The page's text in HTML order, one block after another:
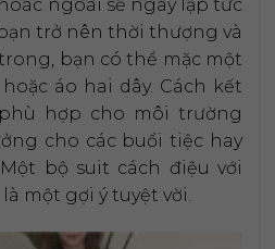
ngoài sẽ ngay lập tức
trở nên thời thượng và
bạn có thể mặc một
áo hai dây. Cách kết
hợp cho môi trường
cho các buổi tiệc hay
bộ suit cách điệu với
một gợi ý tuyệt vời.